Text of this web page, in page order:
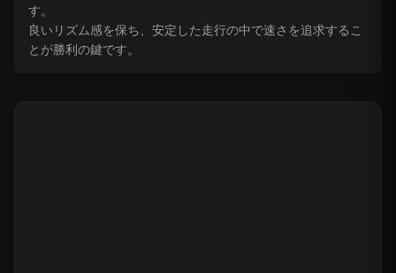
す。
良いリズム感を保ち、安定した走行の中で速さを追求するこ
とが勝利の鍵です。